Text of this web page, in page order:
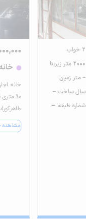
2 خواب
2000 متر زیربنا
-- متر زمین
سال ساخت --
شماره طبقه: --
خانه
۹۰ متری با زمین
مشاهده